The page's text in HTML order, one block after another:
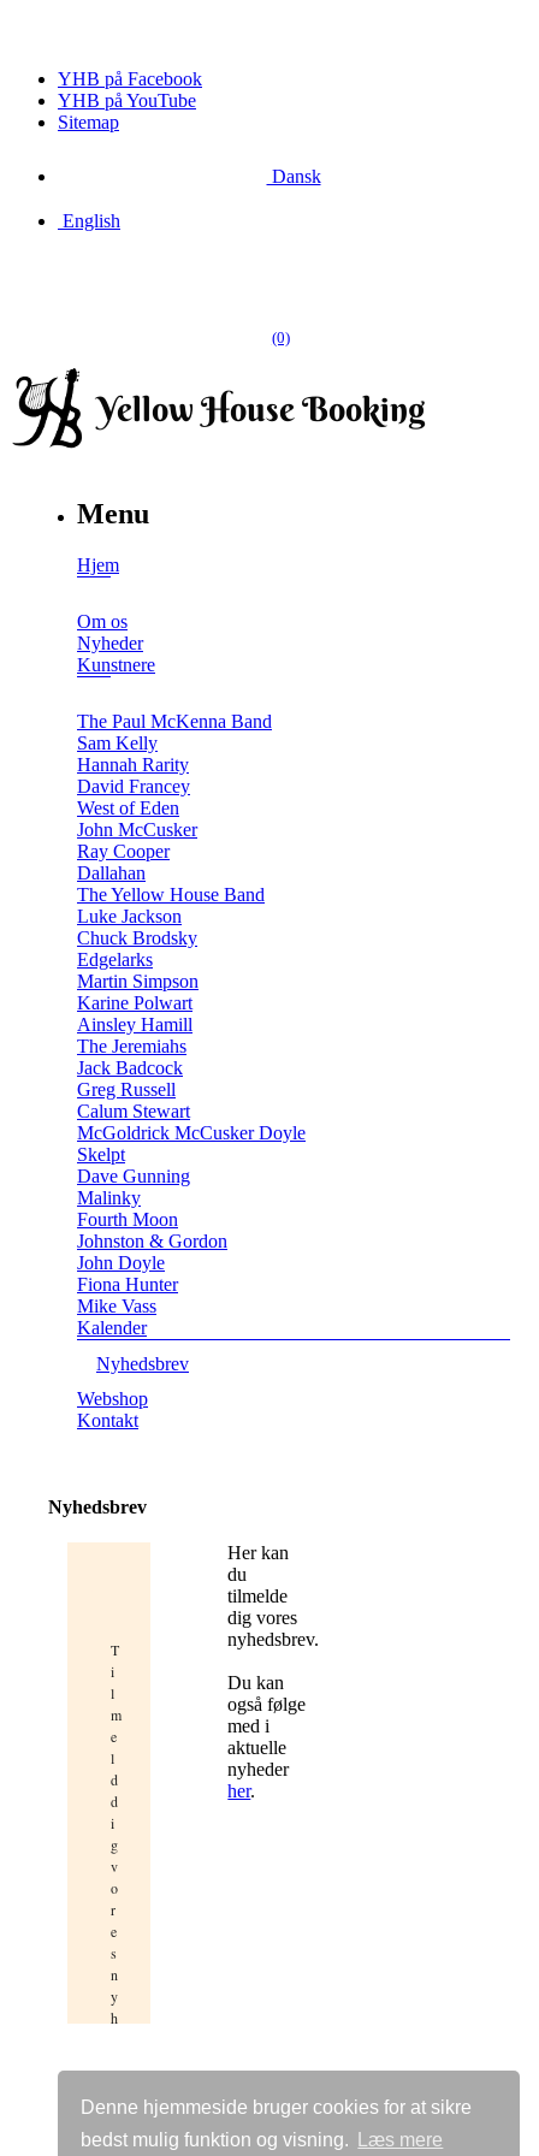
Denne hjemmeside bruger cookies for at sikre
bedst mulig funktion og visning.
Læs mere
YHB på Facebook
YHB på YouTube
Sitemap
Dansk
English
(0)
Menu
Hjem
Om os
Nyheder
Kunstnere
The Paul McKenna Band
Sam Kelly
Hannah Rarity
David Francey
West of Eden
John McCusker
Ray Cooper
Dallahan
The Yellow House Band
Luke Jackson
Chuck Brodsky
Edgelarks
Martin Simpson
Karine Polwart
Ainsley Hamill
The Jeremiahs
Jack Badcock
Greg Russell
Calum Stewart
McGoldrick McCusker Doyle
Skelpt
Dave Gunning
Malinky
Fourth Moon
Johnston & Gordon
John Doyle
Fiona Hunter
Mike Vass
Kalender
Nyhedsbrev
Webshop
Kontakt
Nyhedsbrev
Her kan
du
tilmelde
dig vores
nyhedsbrev.
Du kan
også følge
med i
aktuelle
nyheder
her.